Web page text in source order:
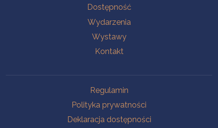
Dostępność
Wydarzenia
Wystawy
Kontakt
Regulamin
Polityka prywatności
Deklaracja dostępności